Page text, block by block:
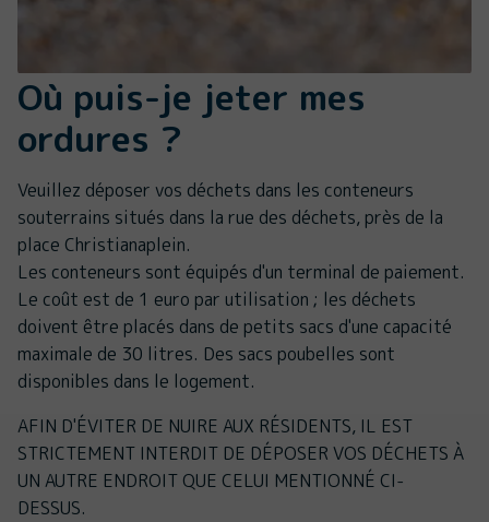
Où puis-je jeter mes
ordures ?
Veuillez déposer vos déchets dans les conteneurs
souterrains situés dans la rue des déchets, près de la
place Christianaplein.
Les conteneurs sont équipés d'un terminal de paiement.
Le coût est de 1 euro par utilisation ; les déchets
doivent être placés dans de petits sacs d'une capacité
maximale de 30 litres. Des sacs poubelles sont
disponibles dans le logement.
AFIN D'ÉVITER DE NUIRE AUX RÉSIDENTS, IL EST
STRICTEMENT INTERDIT DE DÉPOSER VOS DÉCHETS À
UN AUTRE ENDROIT QUE CELUI MENTIONNÉ CI-
DESSUS.